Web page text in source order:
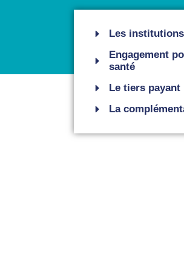
Les
Engagement
santé
Le tiers payant
La